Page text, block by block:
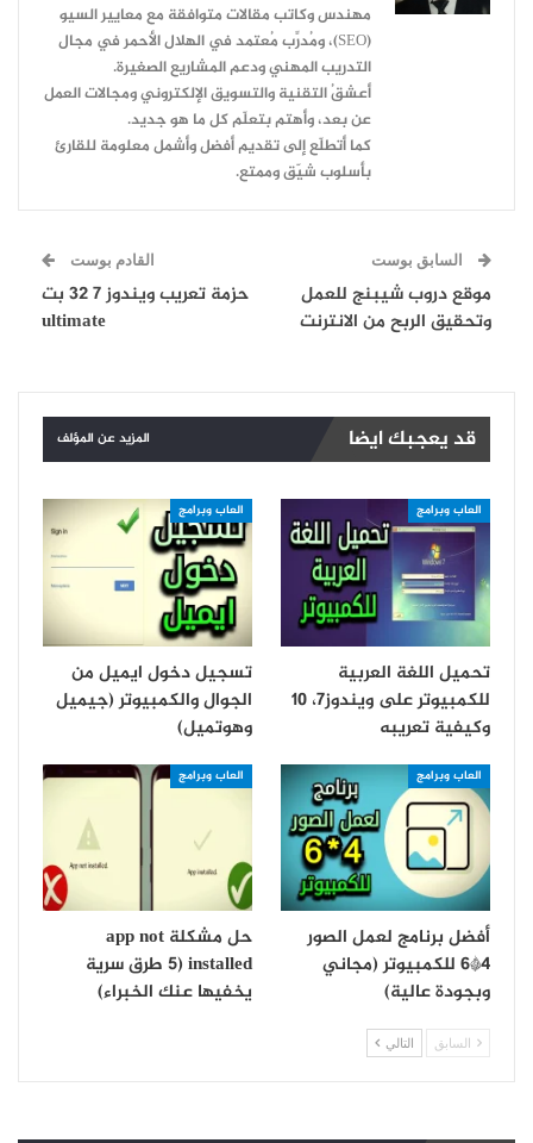
مهندس وكاتب مقالات متوافقة مع معايير السيو
(SEO)، ومُدرِّب مُعتمد في الهلال الأحمر في مجال
التدريب المهني ودعم المشاريع الصغيرة.
أعشقُ التقنية والتسويق الإلكتروني ومجالات العمل
عن بعد، وأهتم بتعلّم كل ما هو جديد.
كما أتطلّع إلى تقديم أفضل وأشمل معلومة للقارئ
بأسلوب شيّق وممتع.
السابق بوست
موقع دروب شيبنج للعمل
وتحقيق الربح من الانترنت
القادم بوست
حزمة تعريب ويندوز 7 32 بت
ultimate
قد يعجبك ايضا المزيد عن المؤلف
العاب وبرامج
تحميل اللغة العربية
للكمبيوتر على ويندوز7، 10
وكيفية تعريبه
العاب وبرامج
تسجيل دخول ايميل من
الجوال والكمبيوتر (جيميل
وهوتميل)
العاب وبرامج
أفضل برنامج لعمل الصور
4*6 للكمبيوتر (مجاني
وبجودة عالية)
العاب وبرامج
حل مشكلة app not
installed (5 طرق سرية
يخفيها عنك الخبراء)
السابق التالي